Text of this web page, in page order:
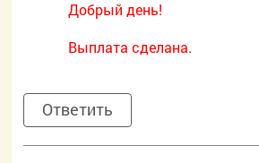
Добрый день!
Выплата сделана.
Ответить